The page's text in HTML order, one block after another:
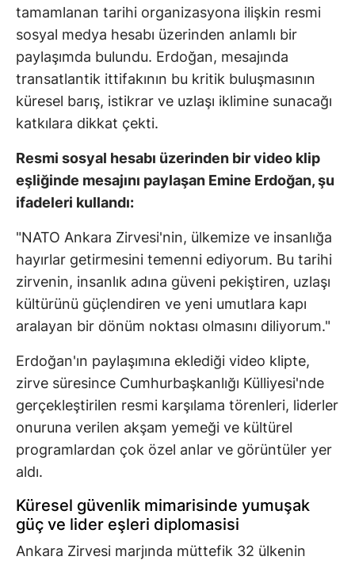
tamamlanan tarihi organizasyona ilişkin resmi
sosyal medya hesabı üzerinden anlamlı bir
paylaşımda bulundu. Erdoğan, mesajında
transatlantik ittifakının bu kritik buluşmasının
küresel barış, istikrar ve uzlaşı iklimine sunacağı
katkılara dikkat çekti.
Resmi sosyal hesabı üzerinden bir video klip
eşliğinde mesajını paylaşan Emine Erdoğan, şu
ifadeleri kullandı:
"NATO Ankara Zirvesi'nin, ülkemize ve insanlığa
hayırlar getirmesini temenni ediyorum. Bu tarihi
zirvenin, insanlık adına güveni pekiştiren, uzlaşı
kültürünü güçlendiren ve yeni umutlara kapı
aralayan bir dönüm noktası olmasını diliyorum."
Erdoğan'ın paylaşımına eklediği video klipte,
zirve süresince Cumhurbaşkanlığı Külliyesi'nde
gerçekleştirilen resmi karşılama törenleri, liderler
onuruna verilen akşam yemeği ve kültürel
programlardan çok özel anlar ve görüntüler yer
aldı.
Küresel güvenlik mimarisinde yumuşak
güç ve lider eşleri diplomasisi
Ankara Zirvesi marjında müttefik 32 ülkenin